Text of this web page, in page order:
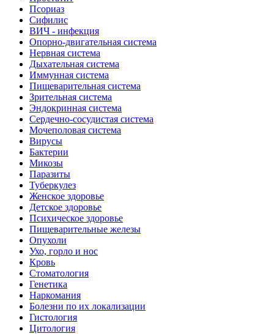
Псориаз
Сифилис
ВИЧ - инфекция
Опорно-двигательная система
Нервная система
Дыхательная система
Иммунная система
Пищеварительная система
Зрительная система
Эндокринная система
Сердечно-сосудистая система
Мочеполовая система
Вирусы
Бактерии
Микозы
Паразиты
Туберкулез
Женское здоровье
Детское здоровье
Психическое здоровье
Пищеварительные железы
Опухоли
Ухо, горло и нос
Кровь
Стоматология
Генетика
Наркомания
Болезни по их локализации
Гистология
Цитология